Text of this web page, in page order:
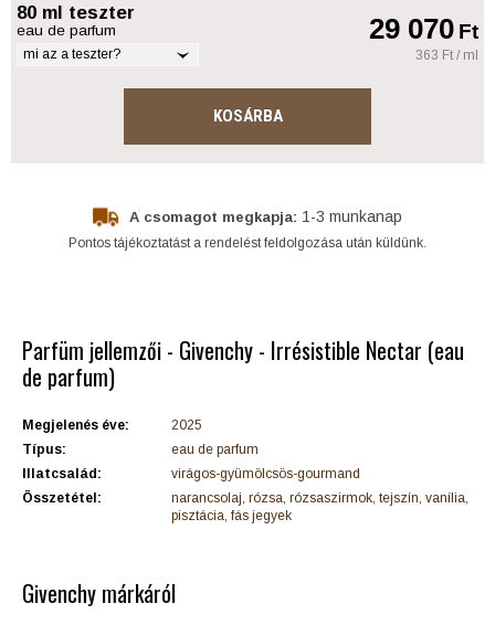
80 ml teszter
eau de parfum
mi az a teszter?
29 070Ft
363 Ft / ml
KOSÁRBA
A csomagot megkapja: 1-3 munkanap
Pontos tájékoztatást a rendelést feldolgozása után küldünk.
Parfüm jellemzői - Givenchy - Irrésistible Nectar (eau
de parfum)
Megjelenés éve:
2025
Típus:
eau de parfum
Illatcsalád:
virágos-gyümölcsös-gourmand
Összetétel:
narancsolaj, rózsa, rózsaszirmok, tejszín, vanília,
pisztácia, fás jegyek
Givenchy márkáról